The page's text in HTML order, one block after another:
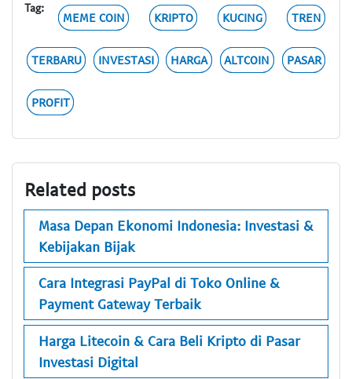
Tag:
MEME COIN KRIPTO KUCING TREN
TERBARU INVESTASI HARGA ALTCOIN PASAR
PROFIT
Related posts
Masa Depan Ekonomi Indonesia: Investasi &
Kebijakan Bijak
Cara Integrasi PayPal di Toko Online &
Payment Gateway Terbaik
Harga Litecoin & Cara Beli Kripto di Pasar
Investasi Digital